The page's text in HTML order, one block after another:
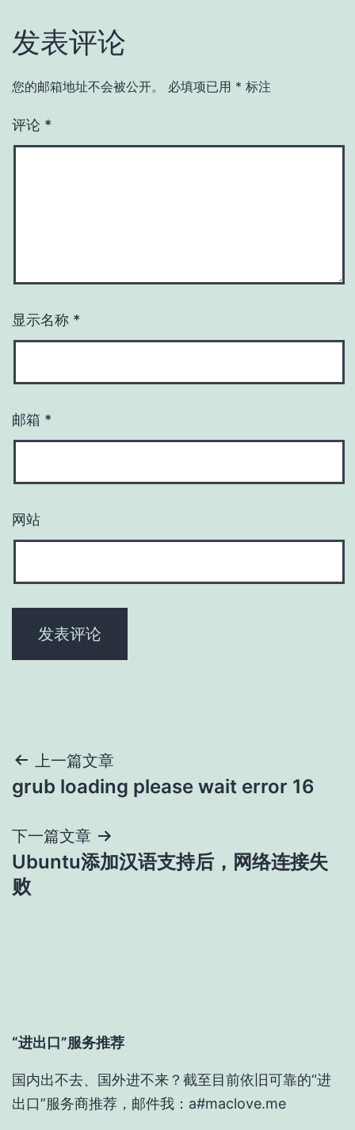
发表评论
您的邮箱地址不会被公开。 必填项已用 * 标注
评论 *
显示名称 *
邮箱 *
网站
文
章
导
航
上一篇文章
grub loading please wait error 16
下一篇文章
Ubuntu添加汉语支持后，网络连接失
败
“进出口”服务推荐
国内出不去、国外进不来？截至目前依旧可靠的“进
出口”服务商推荐，邮件我：a#maclove.me